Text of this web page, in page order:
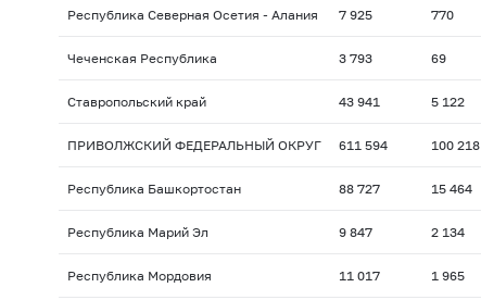
Республика Северная Осетия - Алания 7 925 770
Чеченская Республика 3 793 69
Ставропольский край 43 941 5 122
ПРИВОЛЖСКИЙ ФЕДЕРАЛЬНЫЙ ОКРУГ 611 594 100 218
Республика Башкортостан 88 727 15 464
Республика Марий Эл 9 847 2 134
Республика Мордовия 11 017 1 965